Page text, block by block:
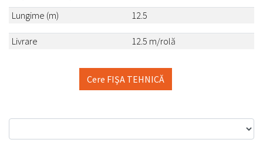
Lungime (m) 12.5
Livrare 12.5 m/rolă
Cere FIŞA TEHNICĂ